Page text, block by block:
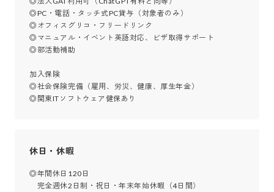
◎PC・電話・タッチ式PC貸与（対象者のみ）
◎オフィスグリコ・フリードリンク
◎マニュアル・イベント英語対応、ビザ取得サポート
◎部活動補助
加入保険
◎社会保険完備（雇用、労災、健康、厚生年金）
◎関東ITソフトウェア健保あり
休日・休暇
◎年間休日120日
完全週休2日制・祝日・年末年始休暇（4日間）